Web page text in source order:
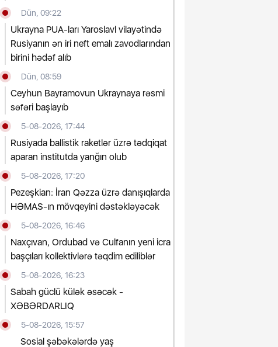
Dün, 09:22
Ukrayna PUA-ları Yaroslavl vilayətində
Rusiyanın ən iri neft emalı zavodlarından
birini hədəf alıb
Dün, 08:59
Ceyhun Bayramovun Ukraynaya rəsmi
səfəri başlayıb
5-08-2026, 17:44
Rusiyada ballistik raketlər üzrə tədqiqat
aparan institutda yanğın olub
5-08-2026, 17:20
Pezeşkian: İran Qəzza üzrə danışıqlarda
HƏMAS-ın mövqeyini dəstəkləyəcək
5-08-2026, 16:46
Naxçıvan, Ordubad və Culfanın yeni icra
başçıları kollektivlərə təqdim ediliblər
5-08-2026, 16:23
Sabah güclü külək əsəcək -
XƏBƏRDARLIQ
5-08-2026, 15:57
Sosial şəbəkələrdə yaş